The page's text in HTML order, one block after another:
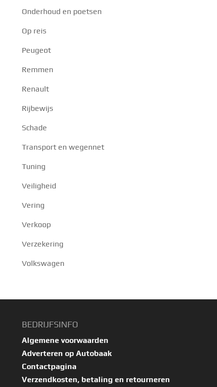
Onderhoud en poetsen
Op reis
Peugeot
Remmen
Renault
Rijbewijs
Schade
Transport en wegennet
Tuning
Veiligheid
Vering
Verkoop
Verzekering
Volkswagen
BEDRIJFSINFO
Algemene voorwaarden
Adverteren op Autobaak
Contactpagina
Verzendkosten, betaling en retourneren